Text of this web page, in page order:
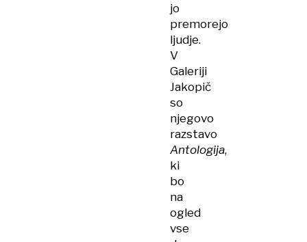
jo
premorejo
ljudje.
V
Galeriji
Jakopič
so
njegovo
razstavo
Antologija,
ki
bo
na
ogled
vse